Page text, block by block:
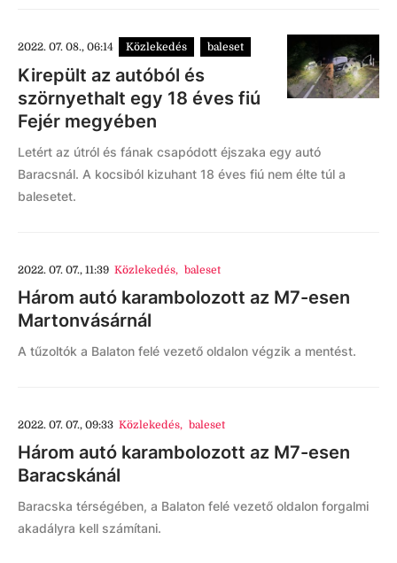
2022. 07. 08., 06:14 Közlekedés baleset
Kirepült az autóból és
szörnyethalt egy 18 éves fiú
Fejér megyében
Letért az útról és fának csapódott éjszaka egy autó
Baracsnál. A kocsiból kizuhant 18 éves fiú nem élte túl a
balesetet.
2022. 07. 07., 11:39 Közlekedés, baleset
Három autó karambolozott az M7-esen
Martonvásárnál
A tűzoltók a Balaton felé vezető oldalon végzik a mentést.
2022. 07. 07., 09:33 Közlekedés, baleset
Három autó karambolozott az M7-esen
Baracskánál
Baracska térségében, a Balaton felé vezető oldalon forgalmi
akadályra kell számítani.